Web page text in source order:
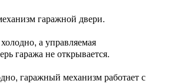
гаражной двери.
а управляемая
гаража не открывается.
гаражный механизм работает с